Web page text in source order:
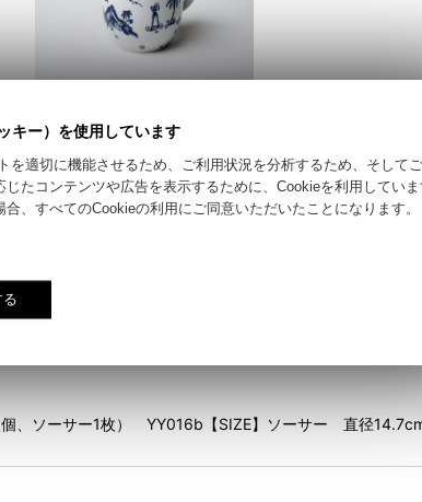
1個、ソーサー1枚） YY016b【SIZE】ソーサー 直径
キー）を使用しています
を適切に機能させるため、ご利用状況を分析するため、そして
たコンテンツや広告を表示するために、Cookieを利用していま
、すべてのCookieの利用にご同意いただいたことになります。